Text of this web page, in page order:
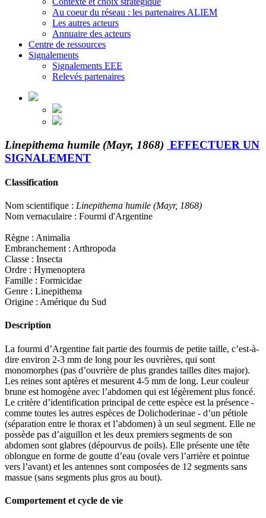
Au coeur du réseau : les partenaires ALIEM
Les autres acteurs
Annuaire des acteurs
Centre de ressources
Signalements
Signalements EEE
Relevés partenaires
Linepithema humile (Mayr, 1868) EFFECTUER UN
SIGNALEMENT
Classification
Nom scientifique : Linepithema humile (Mayr, 1868)
Nom vernaculaire : Fourmi d'Argentine
Règne : Animalia
Embranchement : Arthropoda
Classe : Insecta
Ordre : Hymenoptera
Famille : Formicidae
Genre : Linepithema
Origine : Amérique du Sud
Description
La fourmi d’Argentine fait partie des fourmis de petite taille, c’est-à-
dire environ 2-3 mm de long pour les ouvrières, qui sont
monomorphes (pas d’ouvrière de plus grandes tailles dites major).
Les reines sont aptères et mesurent 4-5 mm de long. Leur couleur
brune est homogène avec l’abdomen qui est légèrement plus foncé.
Le critère d’identification principal de cette espèce est la présence -
comme toutes les autres espèces de Dolichoderinae - d’un pétiole
(séparation entre le thorax et l’abdomen) à un seul segment. Elle ne
possède pas d’aiguillon et les deux premiers segments de son
abdomen sont glabres (dépourvus de poils). Elle présente une tête
oblongue en forme de goutte d’eau (ovale vers l’arrière et pointue
vers l’avant) et les antennes sont composées de 12 segments sans
massue (sans segments plus gros au bout).
Comportement et cycle de vie